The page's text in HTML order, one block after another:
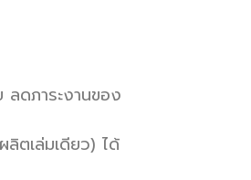
ลดภาระงานของ
ตเล่มเดียว) ได้